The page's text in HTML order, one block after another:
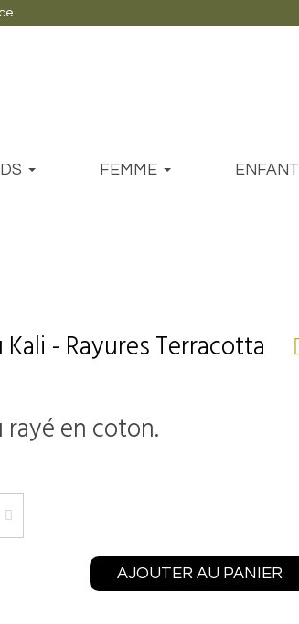
FEMME ENFANT
Kali - Rayures Terracotta
rayé en coton.
AJOUTER AU PANIER